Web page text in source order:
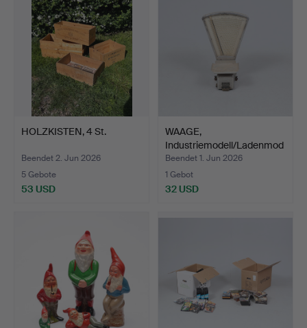
HOLZKISTEN, 4 St.
Beendet 2. Jun 2026
5 Gebote
53 USD
WAAGE,
Industriemodell/Ladenmod
ell.
Beendet 1. Jun 2026
1 Gebot
32 USD